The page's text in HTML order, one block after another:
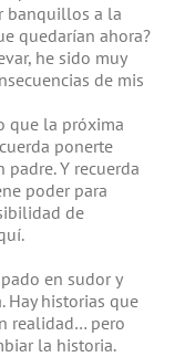
banquillos a la
quedarían ahora?
he sido muy
de mis
que la próxima
ponerte
Y recuerda
poder para
de
en sudor y
Hay historias que
realidad… pero
la historia.